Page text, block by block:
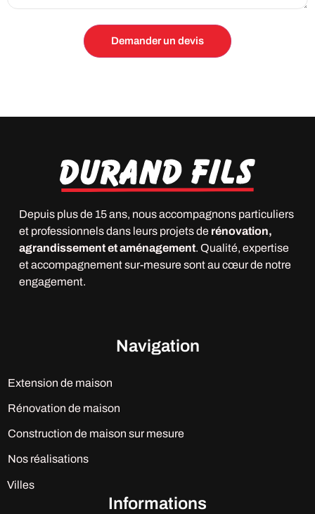
Depuis plus de 15 ans, nous accompagnons particuliers
et professionnels dans leurs projets de rénovation,
agrandissement et aménagement. Qualité, expertise
et accompagnement sur-mesure sont au cœur de notre
engagement.
Navigation
Extension de maison
Rénovation de maison
Construction de maison sur mesure
Nos réalisations
Villes
Informations